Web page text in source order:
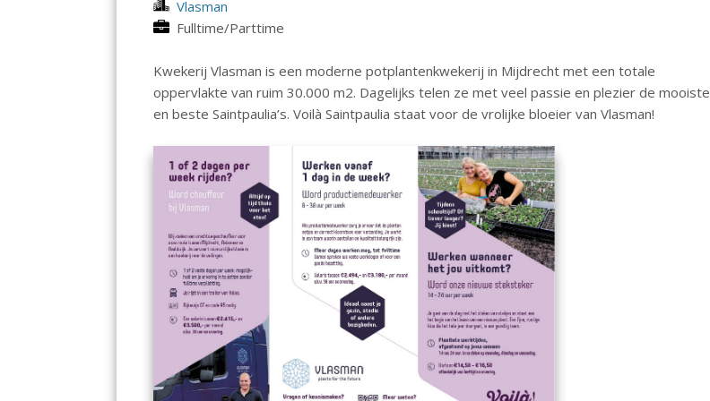
Vlasman
Fulltime/Parttime
Kwekerij Vlasman is een moderne potplantenkwekerij in Mijdrecht met een totale
oppervlakte van ruim 30.000 m2. Dagelijks telen ze met veel passie en plezier de mooiste
en beste Saintpaulia’s. Voilà Saintpaulia staat voor de vrolijke bloeier van Vlasman!